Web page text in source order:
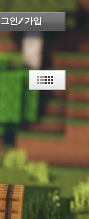
인/가입